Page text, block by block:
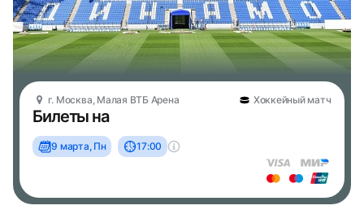
г. Москва, Малая ВТБ Арена Хоккейный матч
Билеты на
9 марта, Пн 17:00